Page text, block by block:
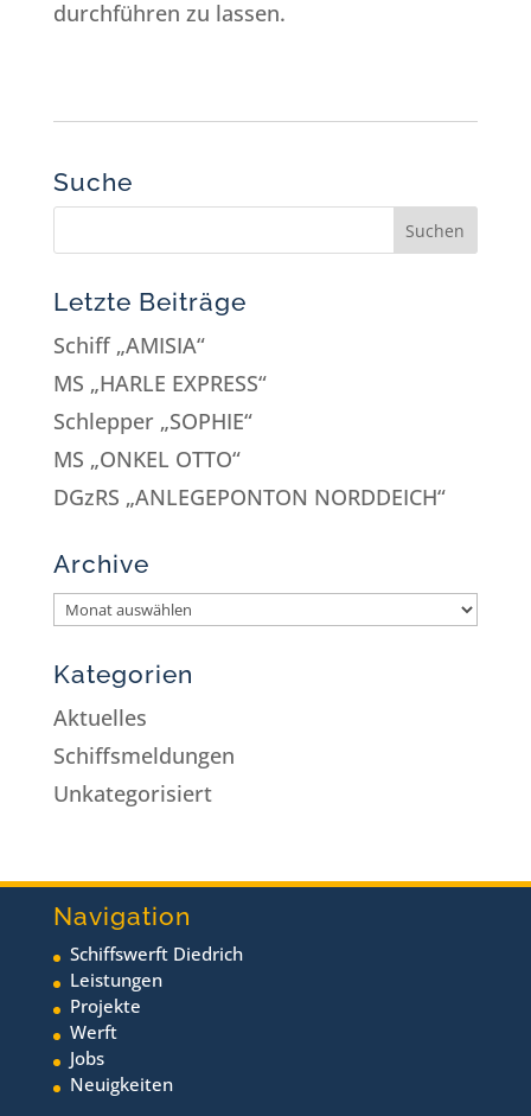
durchführen zu lassen.
Suche
Letzte Beiträge
Schiff „AMISIA“
MS „HARLE EXPRESS“
Schlepper „SOPHIE“
MS „ONKEL OTTO“
DGzRS „ANLEGEPONTON NORDDEICH“
Archive
Kategorien
Aktuelles
Schiffsmeldungen
Unkategorisiert
Navigation
Schiffswerft Diedrich
Leistungen
Projekte
Werft
Jobs
Neuigkeiten